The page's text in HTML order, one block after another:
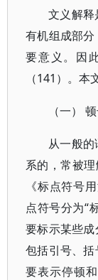
文义解释
有机组成部
要意义。因
（141）。本
（一）
从一般
系的，常被
《标点符号
点符号分为“
要标示某些成
包括引号、
要表示停顿